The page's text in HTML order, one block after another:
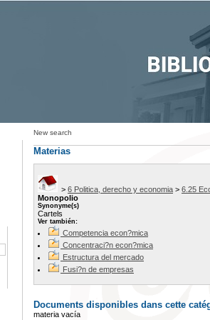
New search
Materias
> 6 Politica, derecho y economia > 6.25
Monopolio
Synonyme(s)
Cartels
Ver también:
Competencia econ?mica
Concentraci?n econ?mica
Estructura del mercado
Fusi?n de empresas
Documents disponibles dans cette
materia vacía